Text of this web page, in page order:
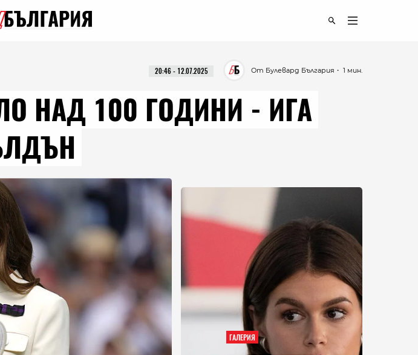
・ 1 мин.
От Булевард България
20:46 - 12.07.2025
НАД 100 ГОДИНИ - ИГА
ГАЛЕРИЯ